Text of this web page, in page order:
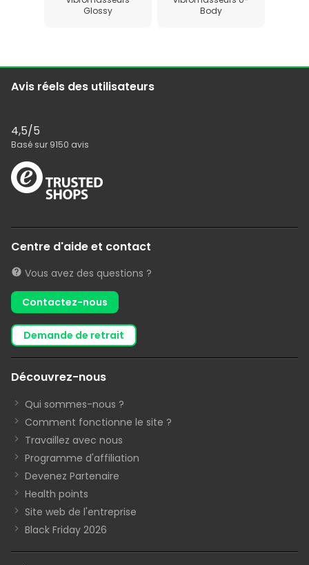
Glossy
Body
Avis réels des utilisateurs
4,5/5
Basé sur 9150 avis
Centre d'aide et contact
Vous avez des questions ?
Contactez-nous
demande de retrait
Découvrez-nous
Qui sommes-nous ?
Comment fonctionne le site ?
Travaillez avec nous
Programme d'affiliation
Devenez Partenaire
Health points
Site web de l'entreprise
Black Friday 2026